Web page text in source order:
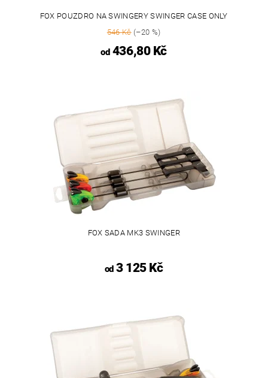
FOX POUZDRO NA SWINGERY SWINGER CASE ONLY
546 Kč(–20 %)
od436,80 Kč
FOX SADA MK3 SWINGER
od3 125 Kč